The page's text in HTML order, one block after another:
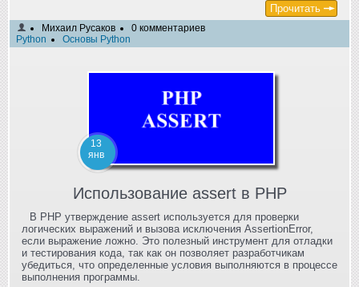
Прочитать
Михаил Русаков
0 комментариев
Python
Основы Python
13
янв
Использование assert в PHP
В PHP утверждение assert используется для проверки
логических выражений и вызова исключения AssertionError,
если выражение ложно. Это полезный инструмент для отладки
и тестирования кода, так как он позволяет разработчикам
убедиться, что определенные условия выполняются в процессе
выполнения программы.